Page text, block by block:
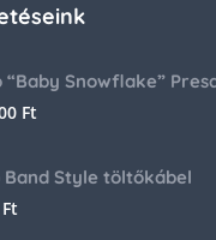
Ft
Band Style töltőkábel
Ft